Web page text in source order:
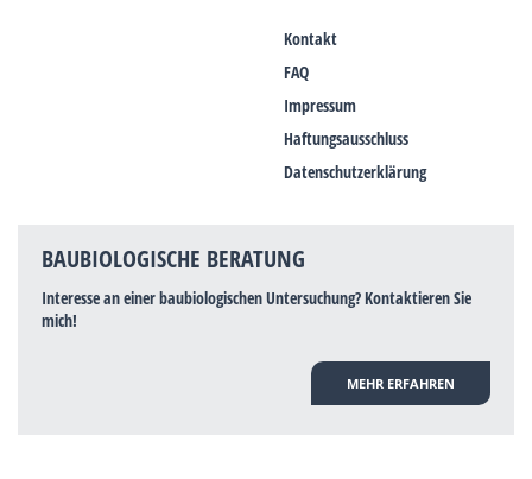
Kontakt
FAQ
Impressum
Haftungsausschluss
Datenschutzerklärung
BAUBIOLOGISCHE BERATUNG
Interesse an einer baubiologischen Untersuchung? Kontaktieren Sie
mich!
MEHR ERFAHREN